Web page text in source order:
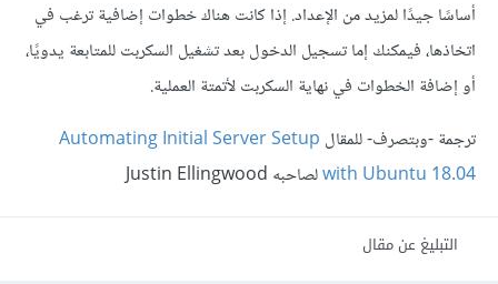
أساسًا جيدًا لمزيد من الإعداد. إذا كانت هناك خطوات إضافية ترغب في
اتخاذها، فيمكنك إما تسجيل الدخول بعد تشغيل السكربت للمتابعة يدويًا،
أو إضافة الخطوات في نهاية السكربت لأتمتة العملية.
ترجمة -وبتصرف- للمقال Automating Initial Server Setup
with Ubuntu 18.04لصاحبه Justin Ellingwood
التبليغ عن مقال